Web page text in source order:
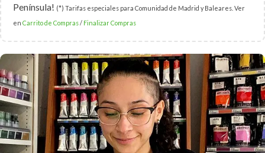
Península! (*) Tarifas especiales para Comunidad de Madrid y Baleares. Ver
en Carrito de Compras/ Finalizar Compras